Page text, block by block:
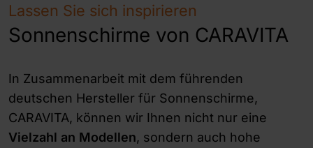
Lassen Sie sich inspirieren
Sonnenschirme von CARAVITA
In Zusammenarbeit mit dem führenden
deutschen Hersteller für Sonnenschirme,
CARAVITA, können wir Ihnen nicht nur eine
Vielzahl an Modellen, sondern auch hohe